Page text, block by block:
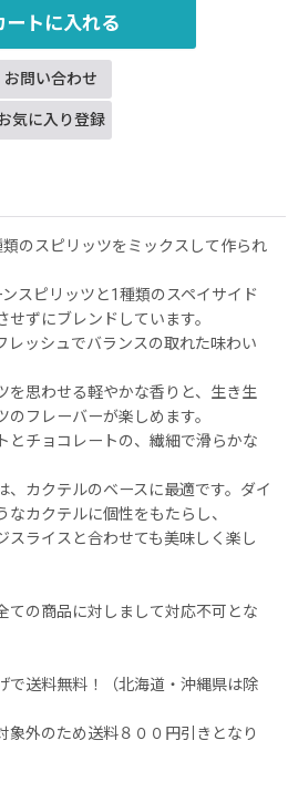
ートに入れる
お問い合わせ
気に入り登録
のスピリッツをミックスして作られ
スピリッツと1種類のスペイサイド
ずにブレンドしています。
レッシュでバランスの取れた味わい
を思わせる軽やかな香りと、生き生
フレーバーが楽しめます。
とチョコレートの、繊細で滑らかな
、カクテルのベースに最適です。ダイ
カクテルに個性をもたらし、
スライスと合わせても美味しく楽し
ての商品に対しまして対応不可とな
で送料無料！（北海道・沖縄県は除
象外のため送料８００円引きとなり